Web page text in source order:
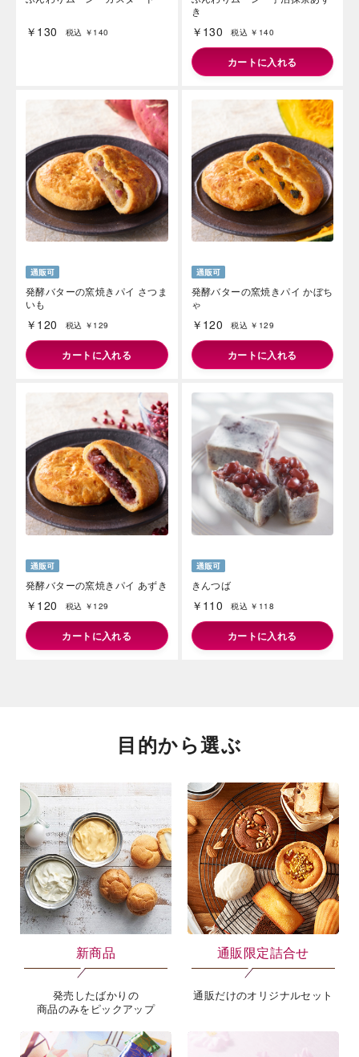
￥130 税込 ￥140
き
￥130 税込 ￥140
カートに入れる
発酵バターの窯焼きパイ さつま
いも
￥120 税込 ￥129
カートに入れる
発酵バターの窯焼きパイ かぼち
ゃ
￥120 税込 ￥129
カートに入れる
発酵バターの窯焼きパイ あずき
￥120 税込 ￥129
カートに入れる
きんつば
￥110 税込 ￥118
カートに入れる
目的から選ぶ
新商品
発売したばかりの
商品のみをピックアップ
通販限定詰合せ
通販だけのオリジナルセット